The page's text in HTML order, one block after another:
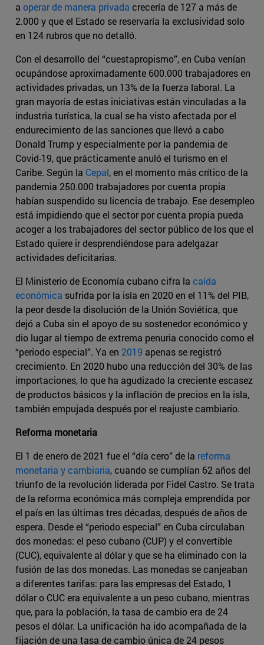
a operar de manera privada crecería de 127 a más de
2.000 y que el Estado se reservaría la exclusividad solo
en 124 rubros que no detalló.
Con el desarrollo del “cuestapropismo”, en Cuba venían
ocupándose aproximadamente 600.000 trabajadores en
actividades privadas, un 13% de la fuerza laboral. La
gran mayoría de estas iniciativas están vinculadas a la
industria turística, la cual se ha visto afectada por el
endurecimiento de las sanciones que llevó a cabo
Donald Trump y especialmente por la pandemia de
Covid-19, que prácticamente anuló el turismo en el
Caribe. Según la Cepal, en el momento más crítico de la
pandemia 250.000 trabajadores por cuenta propia
habían suspendido su licencia de trabajo. Ese desempleo
está impidiendo que el sector por cuenta propia pueda
acoger a los trabajadores del sector público de los que el
Estado quiere ir desprendiéndose para adelgazar
actividades deficitarias.
El Ministerio de Economía cubano cifra la caída
económica sufrida por la isla en 2020 en el 11% del PIB,
la peor desde la disolución de la Unión Soviética, que
dejó a Cuba sin el apoyo de su sostenedor económico y
dio lugar al tiempo de extrema penuria conocido como el
“periodo especial”. Ya en 2019 apenas se registró
crecimiento. En 2020 hubo una reducción del 30% de las
importaciones, lo que ha agudizado la creciente escasez
de productos básicos y la inflación de precios en la isla,
también empujada después por el reajuste cambiario.
Reforma monetaria
El 1 de enero de 2021 fue el “día cero” de la reforma
monetaria y cambiaria, cuando se cumplían 62 años del
triunfo de la revolución liderada por Fidel Castro. Se trata
de la reforma económica más compleja emprendida por
el país en las últimas tres décadas, después de años de
espera. Desde el “periodo especial” en Cuba circulaban
dos monedas: el peso cubano (CUP) y el convertible
(CUC), equivalente al dólar y que se ha eliminado con la
fusión de las dos monedas. Las monedas se canjeaban
a diferentes tarifas: para las empresas del Estado, 1
dólar o CUC era equivalente a un peso cubano, mientras
que, para la población, la tasa de cambio era de 24
pesos el dólar. La unificación ha ido acompañada de la
fijación de una tasa de cambio única de 24 pesos